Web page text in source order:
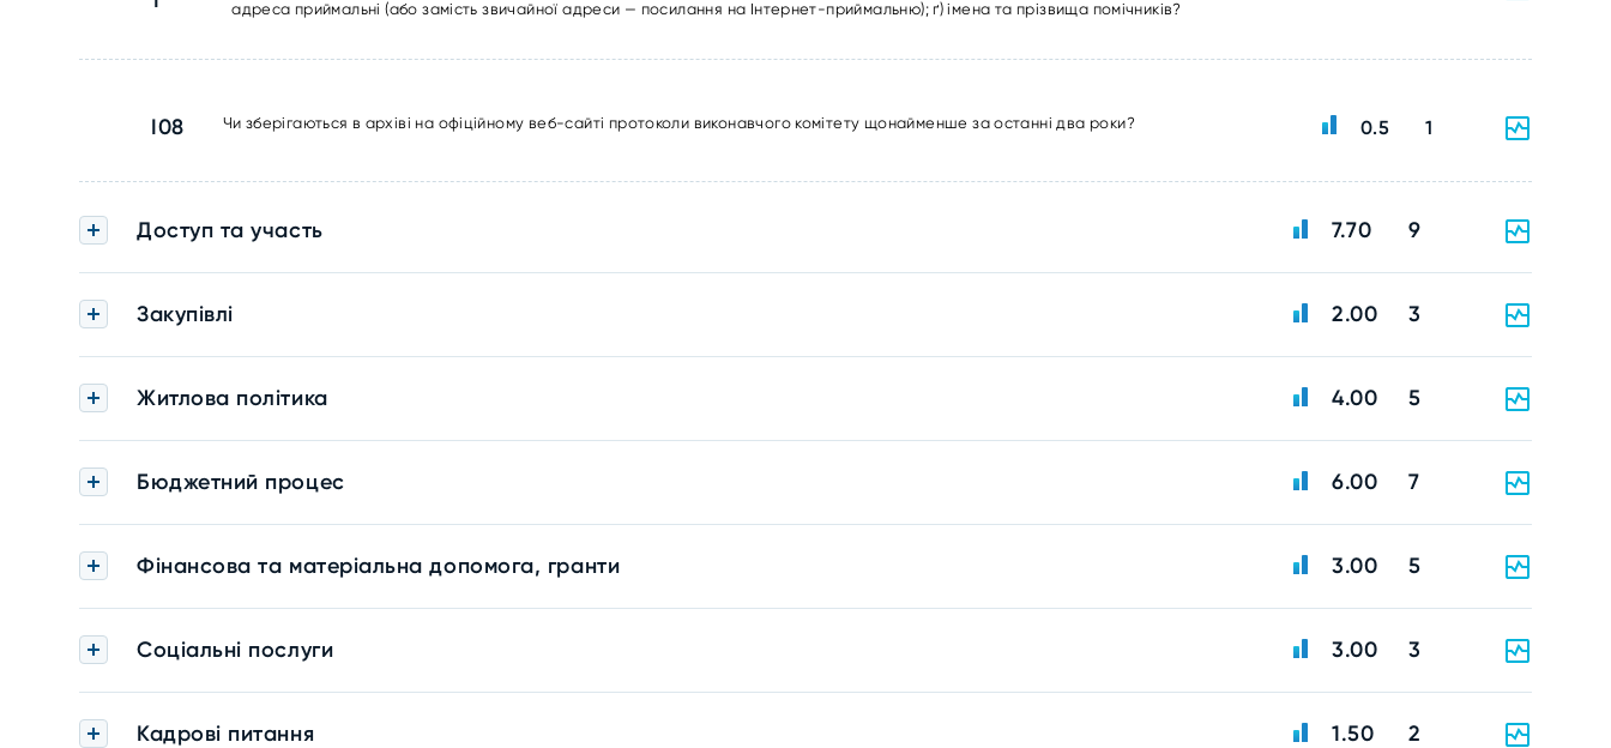
адреса приймальні (або замість звичайної адреси — посилання на Інтернет-приймальню); ґ) імена та прізвища помічників?
I08 Чи зберігаються в архіві на офіційному веб-сайті протоколи виконавчого комітету щонайменше за останні два роки? 0.5 1
Доступ та участь 7.70 9
Закупівлі 2.00 3
Житлова політика 4.00 5
Бюджетний процес 6.00 7
Фінансова та матеріальна допомога, гранти 3.00 5
Соціальні послуги 3.00 3
Кадрові питання 1.50 2